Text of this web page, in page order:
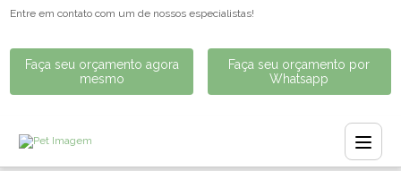
Entre em contato com um de nossos especialistas!
Faça seu orçamento agora
mesmo
Faça seu orçamento por
Whatsapp